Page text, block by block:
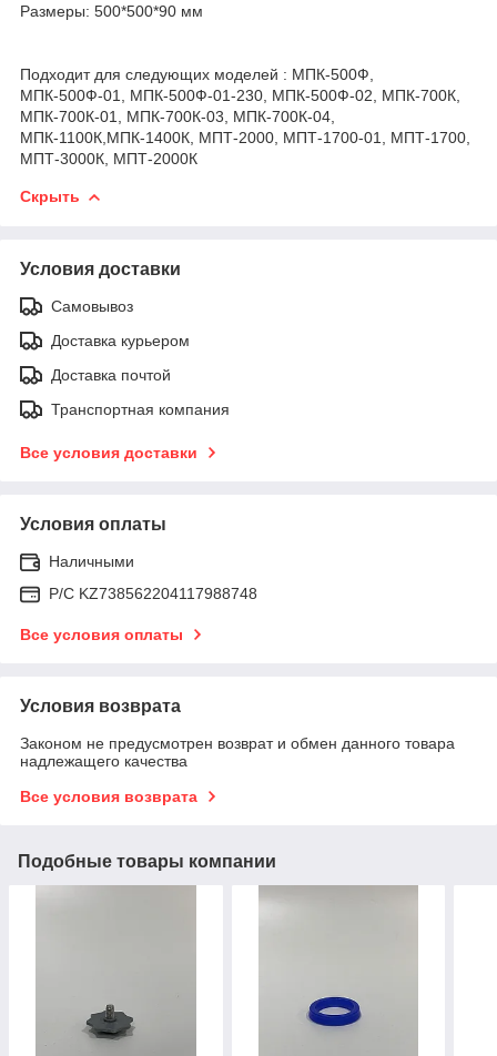
Размеры: 500*500*90 мм
Подходит для следующих моделей : МПК-500Ф,
МПК-500Ф-01, МПК-500Ф-01-230, МПК-500Ф-02, МПК-700К,
МПК-700К-01, МПК-700К-03, МПК-700К-04,
МПК-1100К,МПК-1400К, МПТ-2000, МПТ-1700-01, МПТ-1700,
МПТ-3000К, МПТ-2000К
Скрыть
Условия доставки
Самовывоз
Доставка курьером
Доставка почтой
Транспортная компания
Все условия доставки
Условия оплаты
Наличными
Р/C KZ738562204117988748
Все условия оплаты
Условия возврата
Законом не предусмотрен возврат и обмен данного товара
надлежащего качества
Все условия возврата
Подобные товары компании